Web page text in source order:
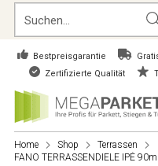
Bestpreisgarantie
Zertifizierte Qualität
Home Shop
Terrassen
FANO TERRASSENDIELE IPÉ